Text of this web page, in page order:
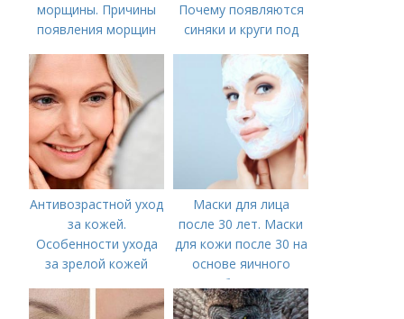
морщины. Причины
появления морщин
Почему появляются
синяки и круги под
Антивозрастной уход
за кожей.
Особенности ухода
за зрелой кожей
Маски для лица
после 30 лет. Маски
для кожи после 30 на
основе яичного
белка